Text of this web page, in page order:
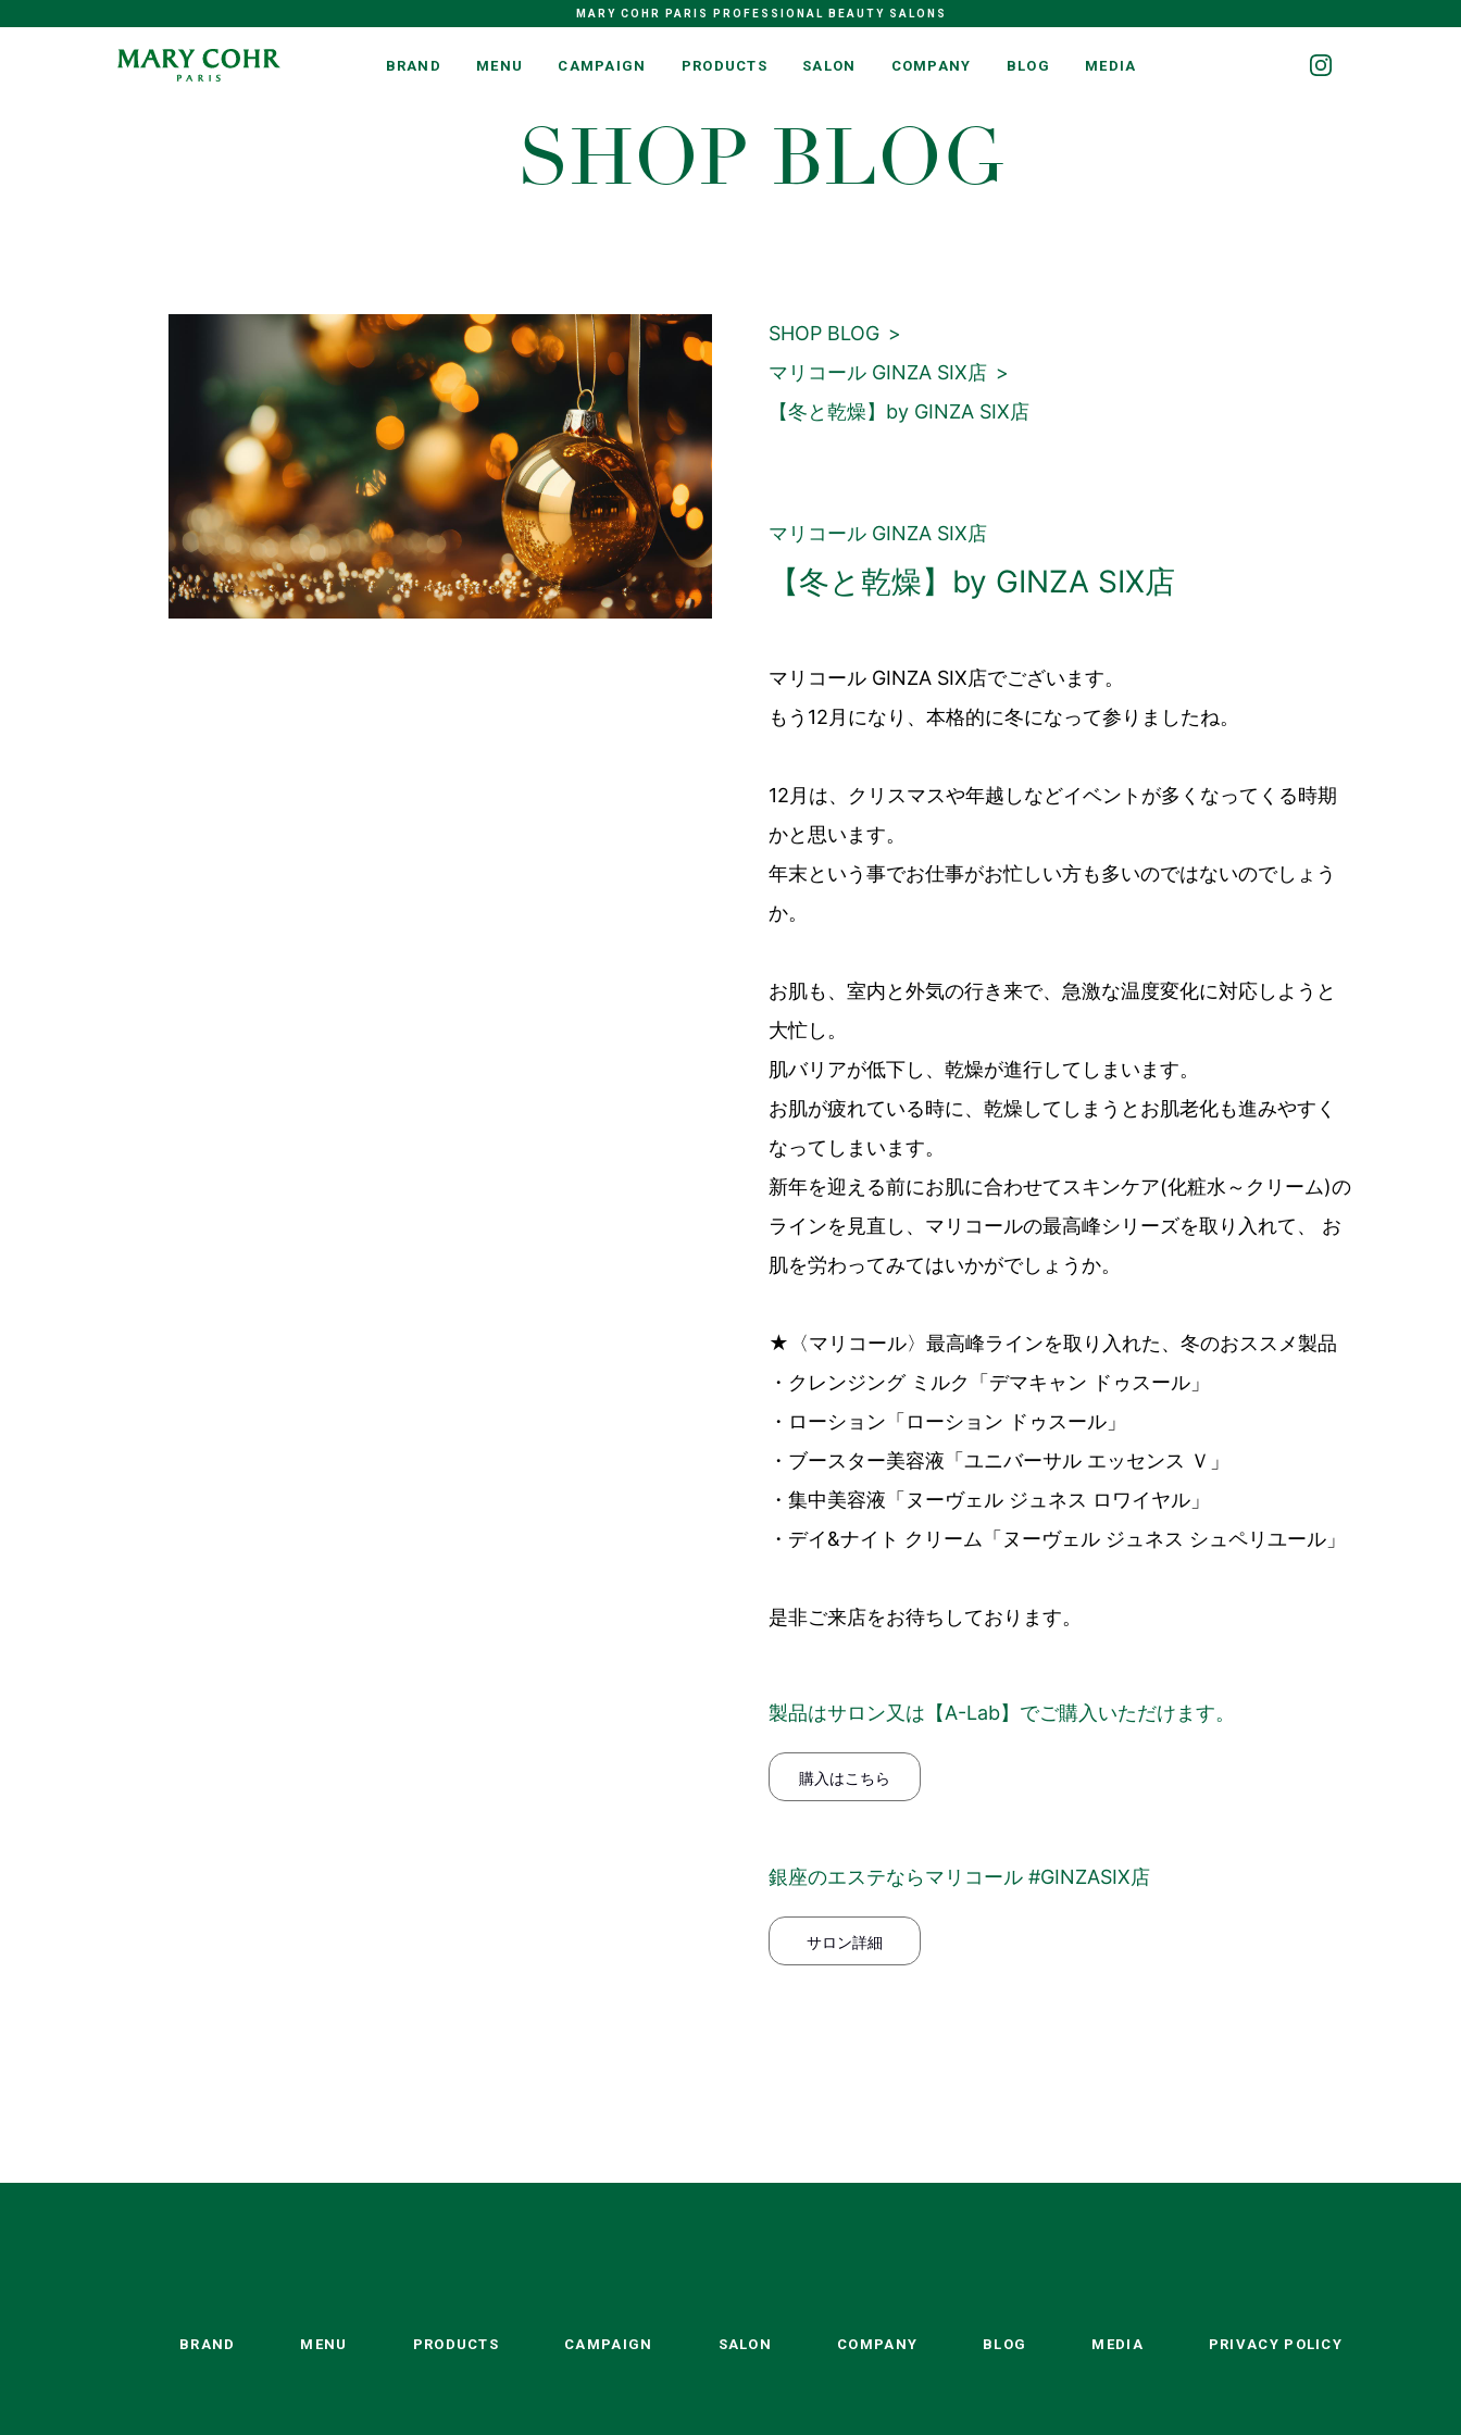
MARY COHR PARIS PROFESSIONAL BEAUTY SALONS
BRAND MENU CAMPAIGN PRODUCTS SALON COMPANY BLOG MEDIA
SHOP BLOG
SHOP BLOG
マリコール GINZA SIX店
【冬と乾燥】by GINZA SIX店
マリコール GINZA SIX店
【冬と乾燥】by GINZA SIX店
マリコール GINZA SIX店でございます。
もう12月になり、本格的に冬になって参りましたね。
12月は、クリスマスや年越しなどイベントが多くなってくる時期
かと思います。
年末という事でお仕事がお忙しい方も多いのではないのでしょう
か。
お肌も、室内と外気の行き来で、急激な温度変化に対応しようと
大忙し。
肌バリアが低下し、乾燥が進行してしまいます。
お肌が疲れている時に、乾燥してしまうとお肌老化も進みやすく
なってしまいます。
新年を迎える前にお肌に合わせてスキンケア(化粧水～クリーム)の
ラインを見直し、マリコールの最高峰シリーズを取り入れて、 お
肌を労わってみてはいかがでしょうか。
★〈マリコール〉最高峰ラインを取り入れた、冬のおススメ製品
・クレンジング ミルク「デマキャン ドゥスール」
・ローション「ローション ドゥスール」
・ブースター美容液「ユニバーサル エッセンス Ｖ」
・集中美容液「ヌーヴェル ジュネス ロワイヤル」
・デイ&ナイト クリーム「ヌーヴェル ジュネス シュペリユール」
是非ご来店をお待ちしております。
製品はサロン又は【A-Lab】でご購入いただけます。
購入はこちら
銀座のエステならマリコール #GINZASIX店
サロン詳細
BRAND MENU PRODUCTS CAMPAIGN SALON COMPANY BLOG MEDIA PRIVACY POLICY